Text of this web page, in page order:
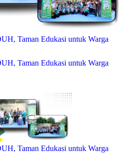
Taman Edukasi untuk Warga
Taman Edukasi untuk Warga
Taman Edukasi untuk Warga